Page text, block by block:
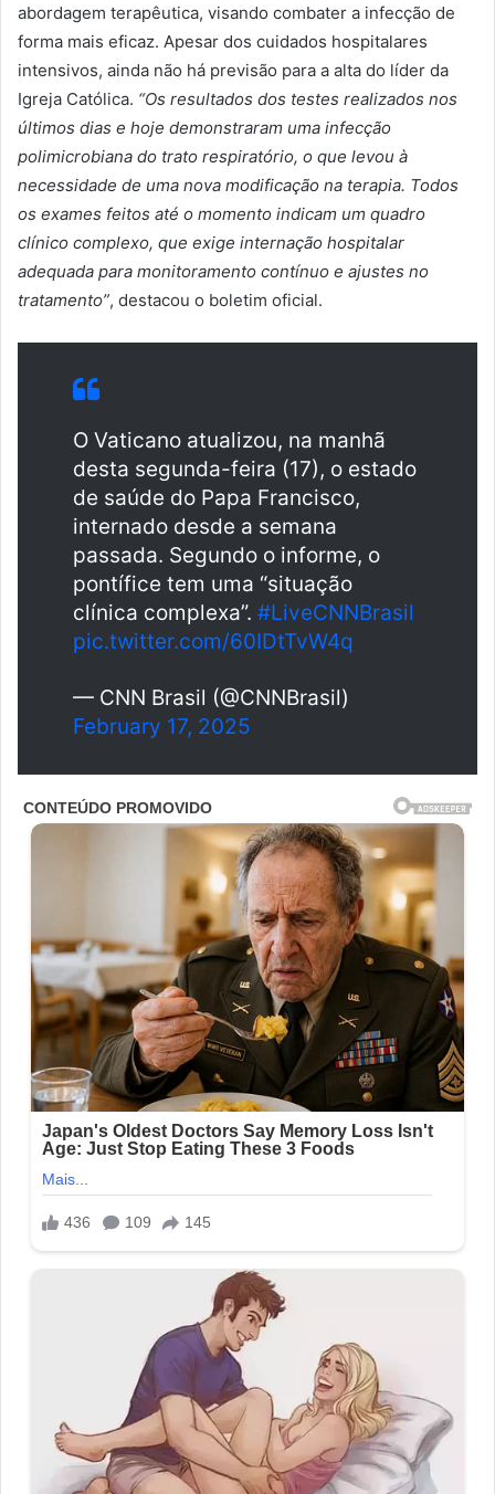
abordagem terapêutica, visando combater a infecção de
forma mais eficaz. Apesar dos cuidados hospitalares
intensivos, ainda não há previsão para a alta do líder da
Igreja Católica. “Os resultados dos testes realizados nos
últimos dias e hoje demonstraram uma infecção
polimicrobiana do trato respiratório, o que levou à
necessidade de uma nova modificação na terapia. Todos
os exames feitos até o momento indicam um quadro
clínico complexo, que exige internação hospitalar
adequada para monitoramento contínuo e ajustes no
tratamento”, destacou o boletim oficial.
O Vaticano atualizou, na manhã
desta segunda-feira (17), o estado
de saúde do Papa Francisco,
internado desde a semana
passada. Segundo o informe, o
pontífice tem uma “situação
clínica complexa”. #LiveCNNBrasil
pic.twitter.com/60IDtTvW4q
— CNN Brasil (@CNNBrasil)
February 17, 2025